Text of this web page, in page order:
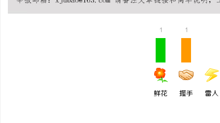
1
鲜花
1
握手 雷人
其使用指南